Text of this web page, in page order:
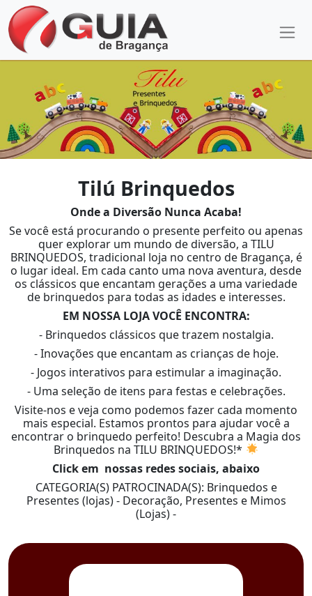
Tilú Brinquedos
Onde a Diversão Nunca Acaba!
Se você está procurando o presente perfeito ou apenas
quer explorar um mundo de diversão, a TILU
BRINQUEDOS, tradicional loja no centro de Bragança, é
o lugar ideal. Em cada canto uma nova aventura, desde
os clássicos que encantam gerações a uma variedade
de brinquedos para todas as idades e interesses.
EM NOSSA LOJA VOCÊ ENCONTRA:
- Brinquedos clássicos que trazem nostalgia.
- Inovações que encantam as crianças de hoje.
- Jogos interativos para estimular a imaginação.
- Uma seleção de itens para festas e celebrações.
Visite-nos e veja como podemos fazer cada momento
mais especial. Estamos prontos para ajudar você a
encontrar o brinquedo perfeito! Descubra a Magia dos
Brinquedos na TILU BRINQUEDOS!*
Click em nossas redes sociais, abaixo
CATEGORIA(S) PATROCINADA(S): Brinquedos e
Presentes (lojas) - Decoração, Presentes e Mimos
(Lojas) -